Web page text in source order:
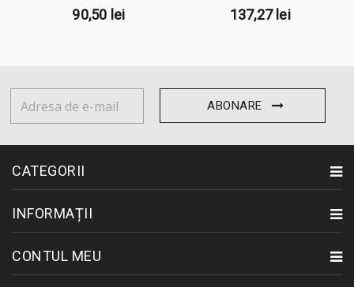
90,50 lei 137,27 lei
ABONARE
CATEGORII
INFORMAȚII
CONTUL MEU